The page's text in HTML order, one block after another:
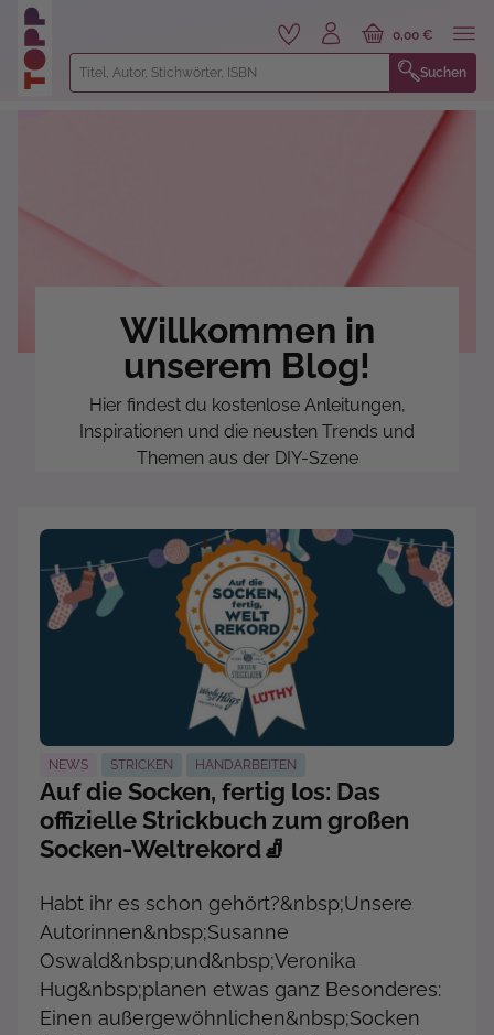
springen
Suchen
0,00 €
Willkommen in
unserem Blog!
Hier findest du kostenlose Anleitungen,
Inspirationen und die neusten Trends und
Themen aus der DIY-Szene
NEWS STRICKEN HANDARBEITEN
Auf die Socken, fertig los: Das
offizielle Strickbuch zum großen
Socken-Weltrekord🧦
Habt ihr es schon gehört?&nbsp;Unsere
Autorinnen&nbsp;Susanne
Oswald&nbsp;und&nbsp;Veronika
Hug&nbsp;planen etwas ganz Besonderes:
Einen außergewöhnlichen&nbsp;Socken